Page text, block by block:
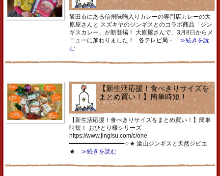
飯田市にある信州味噌入りカレーの専門店カレーの大
原屋さんと スズキヤのジンギスとのコラボ商品「ジン
ギスカレー」が新登場！ 大原屋さんで、3月8日からメ
ニューに加わりました！ 各テレビ局・
≫続きを読
む
【新生活応援！食べきりサイズを
まとめ買い！】簡単時短！
【新生活応援！食べきりサイズをまとめ買い！】簡単
時短！ おひとり様シリーズ
https://www.jingisu.com/c/one
━━━━━━━━━━━━━━━━☆★ 遠山ジンギスと天然ジビエ
★
≫続きを読む